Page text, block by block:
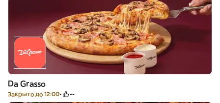
Da Grasso
Закрыто до 12:00 --